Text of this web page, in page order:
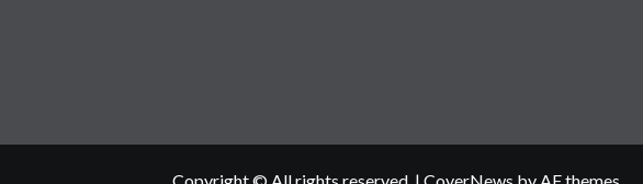
Copyright © All rights reserved. | CoverNews by AF themes.